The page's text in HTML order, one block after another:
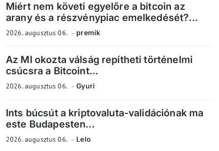
Miért nem követi egyelőre a bitcoin az
arany és a részvénypiac emelkedését?...
2026. augusztus 06. premik
Az MI okozta válság repítheti történelmi
csúcsra a Bitcoint...
2026. augusztus 06. Gyuri
Ints búcsút a kriptovaluta-validációnak ma
este Budapesten...
2026. augusztus 06. Lelo